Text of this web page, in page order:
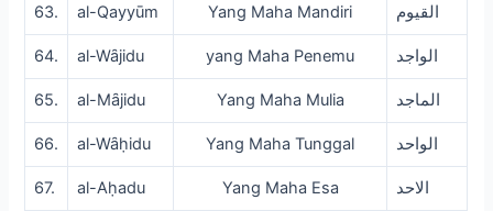
63. al-Qayyūm Yang Maha Mandiri القيوم
64. al-Wȃjidu yang Maha Penemu الواجد
65. al-Mȃjidu Yang Maha Mulia الماجد
66. al-Wȃḥidu Yang Maha Tunggal الواحد
67. al-Aḥadu Yang Maha Esa الاحد